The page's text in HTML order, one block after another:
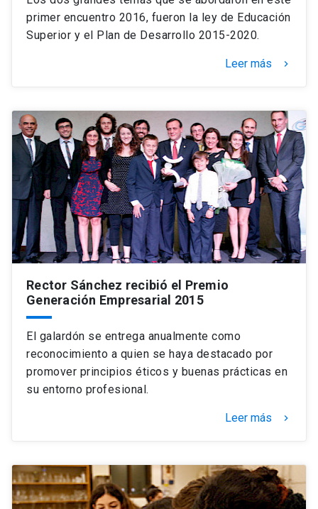
primer encuentro 2016, fueron la ley de Educación
Superior y el Plan de Desarrollo 2015-2020.
Leer más keyboard_arrow_right
Rector Sánchez recibió el Premio
Generación Empresarial 2015
El galardón se entrega anualmente como
reconocimiento a quien se haya destacado por
promover principios éticos y buenas prácticas en
su entorno profesional.
Leer más keyboard_arrow_right